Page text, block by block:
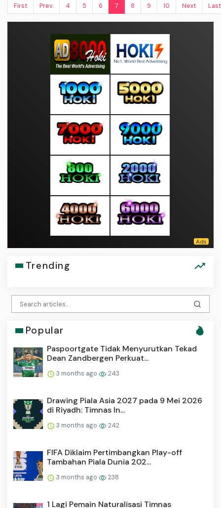
First Prev. 4 5 6 7 8 9 10 Next Last
Trending
Popular
Paspoortgate Tidak Menyurutkan Tekad
Dean Zandbergen Perkuat...
3 months ago 243
Drawing Piala Asia 2027 pada 9 Mei 2026
di Riyadh: Timnas In...
3 months ago 242
FIFA Diklaim Pertimbangkan Play-off
Tambahan Piala Dunia 202...
3 months ago 238
1 Lagi Pemain Naturalisasi Timnas